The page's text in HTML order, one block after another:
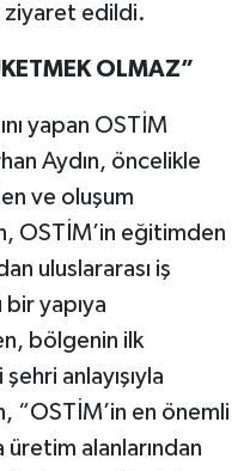
ziyaret edildi.
OLMAZ”
yapan OSTİM
Aydın, öncelikle
ve oluşum
OSTİM’in eğitimden
uluslararası iş
yapıya
bölgenin ilk
anlayışıyla
“OSTİM’in en önemli
alanlarından